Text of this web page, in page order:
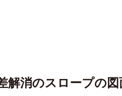
解消のスロープの図